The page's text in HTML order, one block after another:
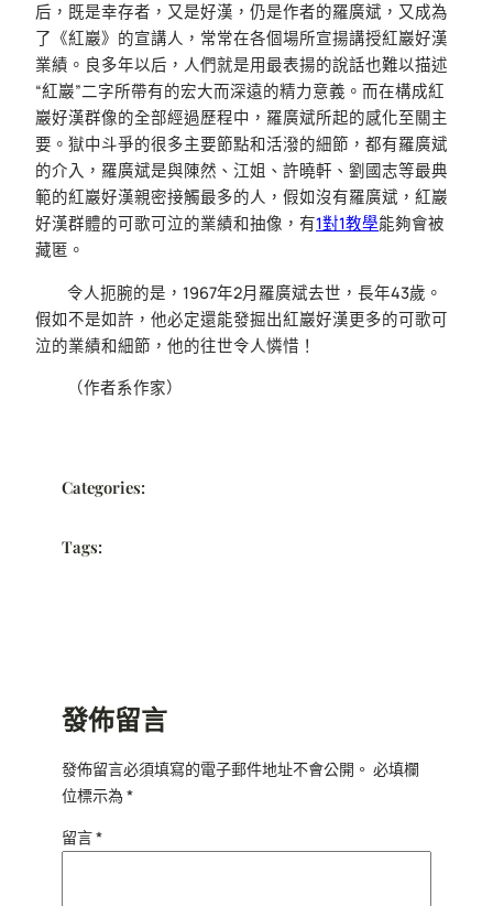
后，既是幸存者，又是好漢，仍是作者的羅廣斌，又成為
了《紅巖》的宣講人，常常在各個場所宣揚講授紅巖好漢
業績。良多年以后，人們就是用最表揚的說話也難以描述
“紅巖”二字所帶有的宏大而深遠的精力意義。而在構成紅
巖好漢群像的全部經過歷程中，羅廣斌所起的感化至關主
要。獄中斗爭的很多主要節點和活潑的細節，都有羅廣斌
的介入，羅廣斌是與陳然、江姐、許曉軒、劉國志等最典
範的紅巖好漢親密接觸最多的人，假如沒有羅廣斌，紅巖
好漢群體的可歌可泣的業績和抽像，有1對1教學能夠會被
藏匿。
令人扼腕的是，1967年2月羅廣斌去世，長年43歲。
假如不是如許，他必定還能發掘出紅巖好漢更多的可歌可
泣的業績和細節，他的往世令人憐惜！
（作者系作家）
Categories:
Tags:
發佈留言
發佈留言必須填寫的電子郵件地址不會公開。 必填欄
位標示為*
留言*